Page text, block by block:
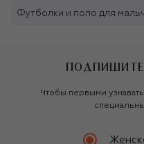
Футболки и поло для
Чтобы первыми